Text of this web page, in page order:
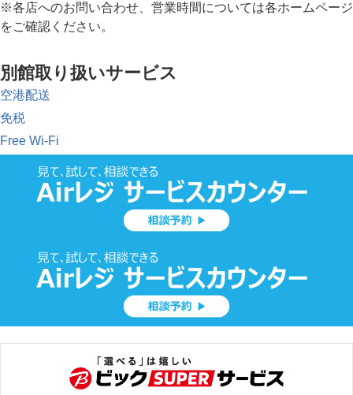
※各店へのお問い合わせ、営業時間については各ホームページ
をご確認ください。
別館取り扱いサービス
空港配送
免税
Free Wi-Fi